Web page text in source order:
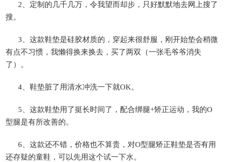
2、定制的几千几万，令我望而却步，只好默默地去网上搜了
搜。
3、这款鞋垫是硅胶材质的，穿起来很舒服，刚开始垫会稍微
有点不习惯，我懒得换来换去，买了两双（一张毛爷爷消失
了）。
4、鞋垫脏了用清水冲洗一下就OK。
5、这款鞋垫用了挺长时间了，配合绑腿+矫正运动，我的O
型腿是有所改善的。
6、这款还不错，价格也不算贵，对O型腿矫正鞋垫是否有用
还存疑的童鞋，可以先用这个试一下水。